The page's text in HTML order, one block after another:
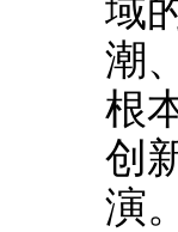
域
潮
根
创
演。